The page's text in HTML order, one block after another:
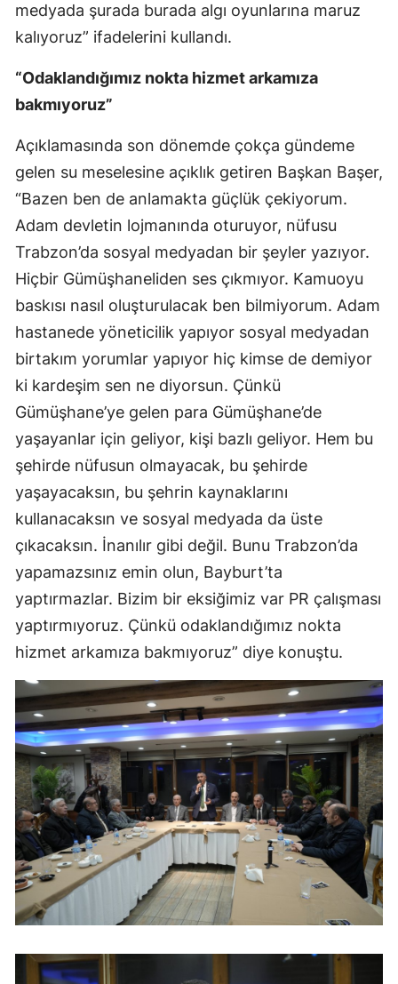
medyada şurada burada algı oyunlarına maruz
kalıyoruz” ifadelerini kullandı.
“Odaklandığımız nokta hizmet arkamıza
bakmıyoruz”
Açıklamasında son dönemde çokça gündeme
gelen su meselesine açıklık getiren Başkan Başer,
“Bazen ben de anlamakta güçlük çekiyorum.
Adam devletin lojmanında oturuyor, nüfusu
Trabzon’da sosyal medyadan bir şeyler yazıyor.
Hiçbir Gümüşhaneliden ses çıkmıyor. Kamuoyu
baskısı nasıl oluşturulacak ben bilmiyorum. Adam
hastanede yöneticilik yapıyor sosyal medyadan
birtakım yorumlar yapıyor hiç kimse de demiyor
ki kardeşim sen ne diyorsun. Çünkü
Gümüşhane’ye gelen para Gümüşhane’de
yaşayanlar için geliyor, kişi bazlı geliyor. Hem bu
şehirde nüfusun olmayacak, bu şehirde
yaşayacaksın, bu şehrin kaynaklarını
kullanacaksın ve sosyal medyada da üste
çıkacaksın. İnanılır gibi değil. Bunu Trabzon’da
yapamazsınız emin olun, Bayburt’ta
yaptırmazlar. Bizim bir eksiğimiz var PR çalışması
yaptırmıyoruz. Çünkü odaklandığımız nokta
hizmet arkamıza bakmıyoruz” diye konuştu.